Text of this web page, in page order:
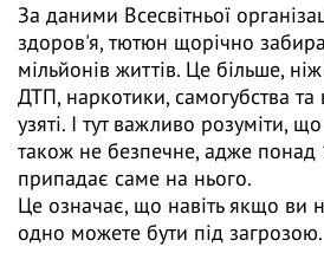
За даними Всесвітньої
здоров'я, тютюн щорічно
мільйонів життів. Це більше,
ДТП, наркотики, самогубства
узяті. І тут важливо розуміти,
також не безпечне, адже понад
припадає саме на нього.
Це означає, що навіть якщо ви
одно можете бути під загрозою.